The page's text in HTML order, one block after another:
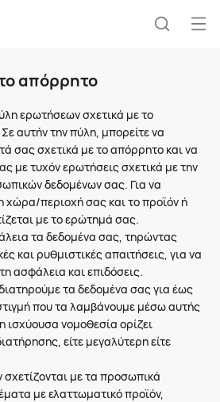
απόρρητο
ερωτήσεων σχετικά με το
αυτήν την πύλη, μπορείτε να
σας σχετικά με το απόρρητο και να
με τυχόν ερωτήσεις σχετικά με την
δεδομένων σας. Για να
χώρα/περιοχή σας και το προϊόν ή
με το ερώτημά σας.
τα δεδομένα σας, τηρώντας
και ρυθμιστικές απαιτήσεις, για να
ασφάλεια και επιδόσεις.
τα δεδομένα σας για έως
που τα λαμβάνουμε μέσω αυτής
ισχύουσα νομοθεσία ορίζει
είτε μεγαλύτερη είτε
με τα προσωπικά
με ελαττωματικό προϊόν,